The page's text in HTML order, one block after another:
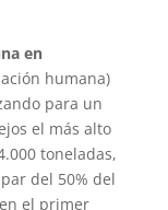
en
humana)
para un
el más alto
toneladas,
del 50% del
el primer